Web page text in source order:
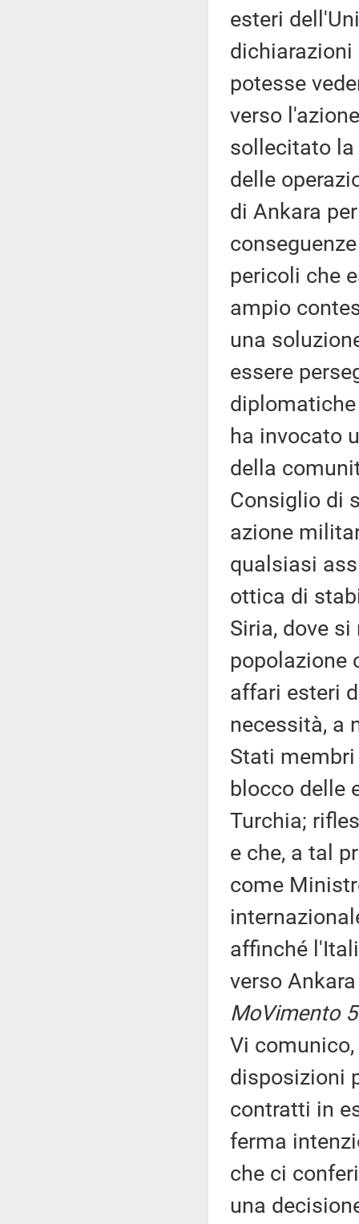
esteri
potesse
verso
sollecitato la
delle
di Ankara
pericoli che
ampio
una
essere
ha invocato
della
Consiglio di
azione
qualsiasi
ottica di
Siria, dove
popolazione
affari esteri
necessità, a
Stati
blocco delle
Turchia;
e che, a tal
come
affinché
verso
MoVimento
Vi
disposizioni
contratti in
ferma
che ci
una